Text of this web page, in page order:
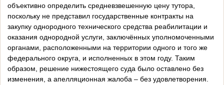
объективно определить средневзвешенную цену тутора,
поскольку не представил государственные контракты на
закупку однородного технического средства реабилитации и
оказания однородной услуги, заключённых уполномоченными
органами, расположенными на территории одного и того же
федерального округа, и исполненных в этом году. Таким
образом, решение нижестоящего суда было оставлено без
изменения, а апелляционная жалоба – без удовлетворения.